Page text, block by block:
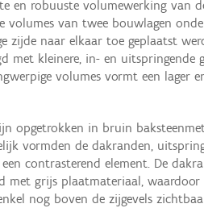
en robuuste volumewerking van
volumes van twee bouwlagen
zijde naar elkaar toe geplaatst
met kleinere, in- en uitspringende
volumes vormt een lager
opgetrokken in bruin
vormden de dakranden,
contrasterend element. De
met grijs plaatmateriaal,
nog boven de zijgevels